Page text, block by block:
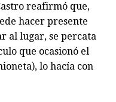
reafirmó que,
hacer presente
al lugar, se percata
que ocasionó el
lo hacía con